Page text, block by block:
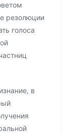
резолюции
голоса
в